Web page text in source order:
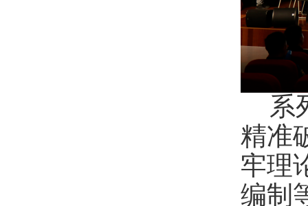
系
精准
牢理
编制